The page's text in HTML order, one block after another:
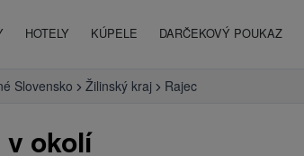
HOTELY KÚPELE DARČEKOVÝ POUKAZ
Slovensko Žilinský kraj Rajec
v okolí